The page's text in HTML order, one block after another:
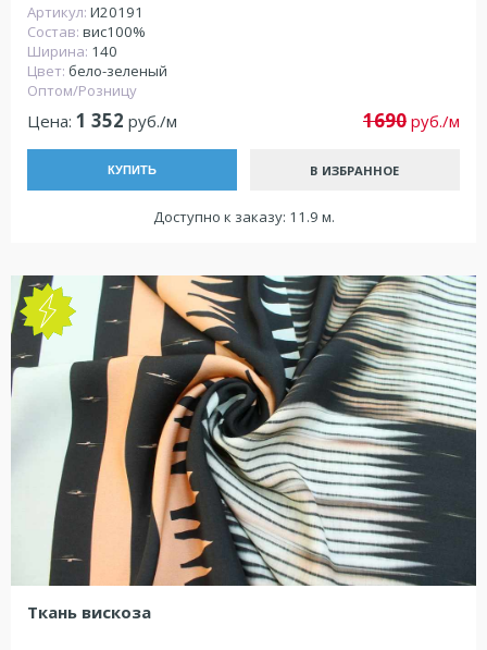
Артикул: И20191
Состав: вис100%
Ширина: 140
Цвет: бело-зеленый
Оптом/Розницу
Цена: 1 352 руб./м 1690 руб./м
КУПИТЬ В ИЗБРАННОЕ
Доступно к заказу: 11.9 м.
NEW
Ткань вискоза